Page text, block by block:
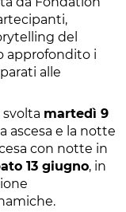
del
approfondito i
alle
svolta martedì 9
ascesa e la notte
con notte in
13 giugno, in